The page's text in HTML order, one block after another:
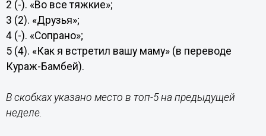
2 (-). «Во все тяжкие»;
3 (2). «Друзья»;
4 (-). «Сопрано»;
5 (4). «Как я встретил вашу маму» (в переводе
Кураж-Бамбей).
В скобках указано место в топ-5 на предыдущей
неделе.